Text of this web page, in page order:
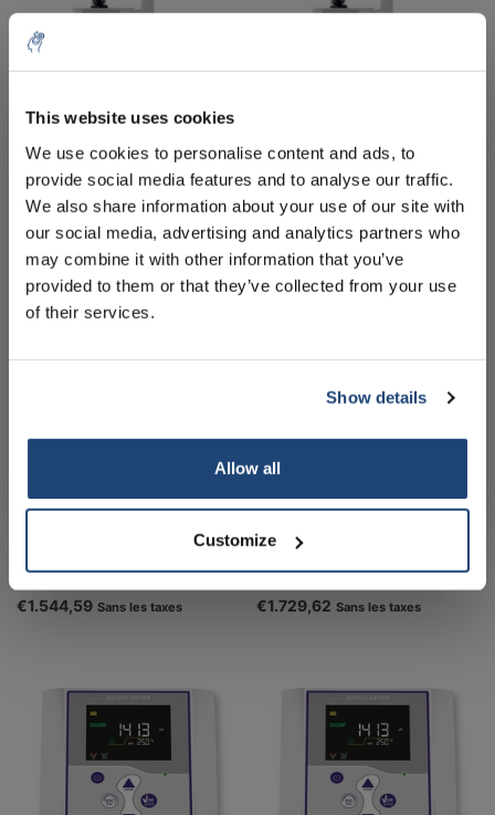
This website uses cookies
We use cookies to personalise content and ads, to
provide social media features and to analyse our traffic.
We also share information about your use of our site with
our social media, advertising and analytics partners who
may combine it with other information that you’ve
provided to them or that they’ve collected from your use
of their services.
Show details
Allow all
Customize
Conductimètre de poche
FiveGo F3-Field-Kit
€693,00 Sans les taxes
Conductimètre de poche
Kit FiveGo F3-Standard
€635,25 Sans les taxes
Conductimètre de poche
ProfiLine Cond 3110 Set
€1.544,59 Sans les taxes
Conductimètre de poche
ProfiLine Cond 3310 Set
€1.729,62 Sans les taxes
5% off for your next order
Sign up for our newsletter to stay informed about
our new products, and receive a 10% discount on
your next purchase for all chemical products from
our own brand 😀
Your discount applies to orders above €50,00